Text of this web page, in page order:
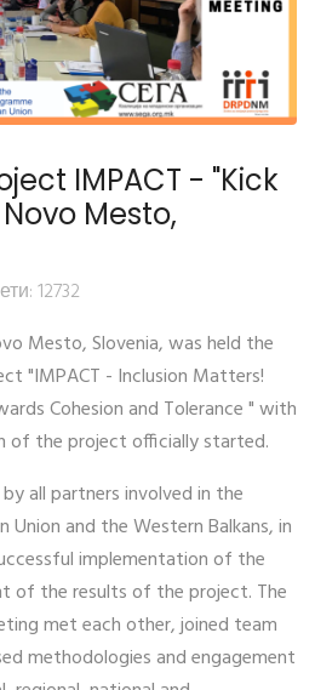
IMPACT - "Kick
Mesto,
12732
Mesto, Slovenia, was held the
"IMPACT - Inclusion Matters!
Cohesion and Tolerance " with
of the project officially started.
all partners involved in the
and the Western Balkans, in
implementation of the
of the results of the project. The
met each other, joined team
methodologies and engagement